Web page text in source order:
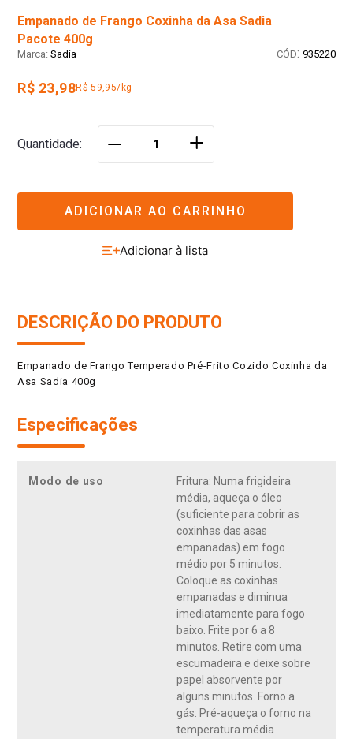
Empanado de Frango Coxinha da Asa Sadia
Pacote 400g
Sadia : 935220
R$ 23,98R$ 59,95/kg
Quantidade ＋
ADICIONAR AO CARRINHO
DESCRIÇÃO DO PRODUTO
Empanado de Frango Temperado Pré-Frito Cozido Coxinha da
Asa Sadia 400g
Especificações
Modo de uso
Fritura: Numa frigideira
média, aqueça o óleo
(suficiente para cobrir as
coxinhas das asas
empanadas) em fogo
médio por 5 minutos.
Coloque as coxinhas
empanadas e diminua
imediatamente para fogo
baixo. Frite por 6 a 8
minutos. Retire com uma
escumadeira e deixe sobre
papel absorvente por
alguns minutos. Forno a
gás: Pré-aqueça o forno na
temperatura média